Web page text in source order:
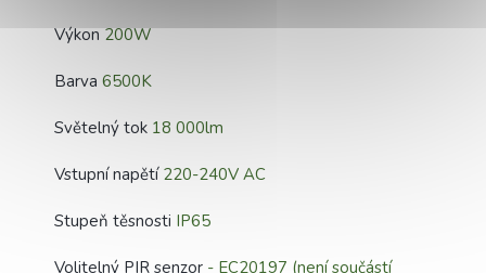
Výkon200W
Barva 6500K
Světelný tok 18 000lm
Vstupní napětí 220-240V AC
Stupeň těsnosti IP65
Volitelný PIR senzor - EC20197 (není součástí